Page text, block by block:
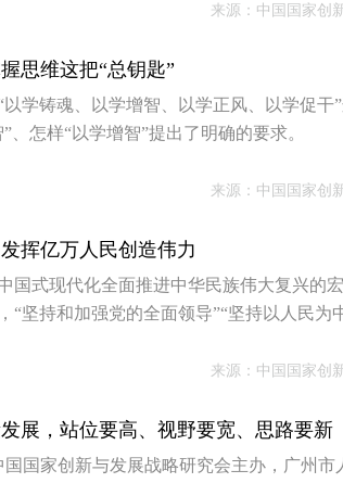
来源：中国国家创
思维这把“总钥匙”
学铸魂、以学增智、以学正风、以学促干
、怎样“以学增智”提出了明确的要求。
来源：中国国家创
挥亿万人民创造伟力
国式现代化全面推进中华民族伟大复兴的
“坚持和加强党的全面领导”“坚持以人民为
来源：中国国家创
展，站位要高、视野要宽、思路要新
国国家创新与发展战略研究会主办，广州